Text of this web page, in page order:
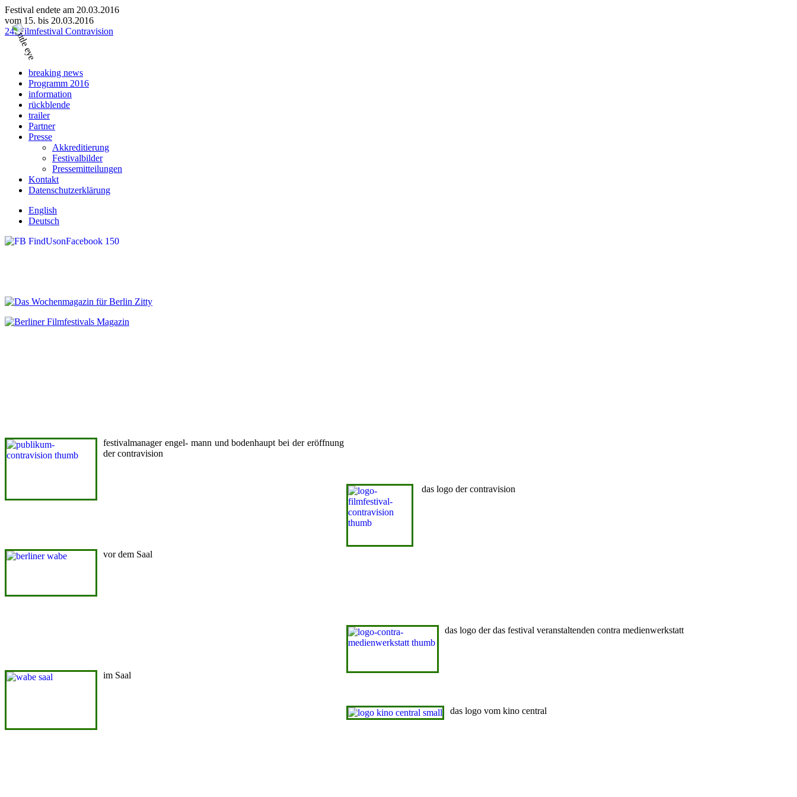
Festival endete am 20.03.2016
vom 15. bis 20.03.2016
24. Filmfestival Contravision
breaking news
Programm 2016
information
rückblende
trailer
Partner
Presse
Akkreditierung
Festivalbilder
Pressemitteilungen
Kontakt
Datenschutzerklärung
English
Deutsch
festivalmanager engel- mann und bodenhaupt bei der eröffnung
der contravision
vor dem Saal
im Saal
das logo der contravision
das logo der das festival veranstaltenden contra medienwerkstatt
das logo vom kino central